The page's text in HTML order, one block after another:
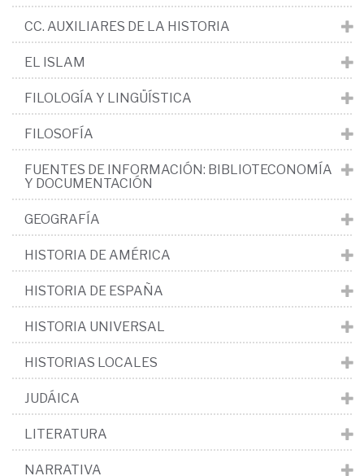
CC. AUXILIARES DE LA HISTORIA
EL ISLAM
FILOLOGÍA Y LINGÜÍSTICA
FILOSOFÍA
FUENTES DE INFORMACIÓN: BIBLIOTECONOMÍA
Y DOCUMENTACIÓN
GEOGRAFÍA
HISTORIA DE AMÉRICA
HISTORIA DE ESPAÑA
HISTORIA UNIVERSAL
HISTORIAS LOCALES
JUDÁICA
LITERATURA
NARRATIVA